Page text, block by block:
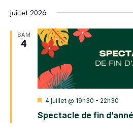
juillet 2026
SAM
4
Spectacle de fin
Mis
avant
4 juillet @ 19h30 - 22h30